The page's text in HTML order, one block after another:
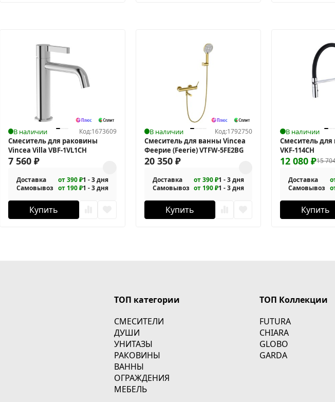
В наличии Код:1673609
Смеситель для раковины
Vincea Villa VBF-1VL1CH
7 560 ₽
Доставка от 390 ₽1 - 3 дня
Самовывоз от 190 ₽1 - 3 дня
Купить
В наличии Код:1792750
Смеситель для ванны Vincea
Феерие (Feerie) VTFW-5FE2BG
20 350 ₽
Доставка от 390 ₽1 - 3 дня
Самовывоз от 190 ₽1 - 3 дня
Купить
В наличии
Смеситель для
VKF-114CH
15
12 080₽
Доставка
Самовывоз
Купить
ТОП категории
СМЕСИТЕЛИ
ДУШИ
УНИТАЗЫ
РАКОВИНЫ
ВАННЫ
ОГРАЖДЕНИЯ
МЕБЕЛЬ
ТОП Коллекции
FUTURA
CHIARA
GLOBO
GARDA